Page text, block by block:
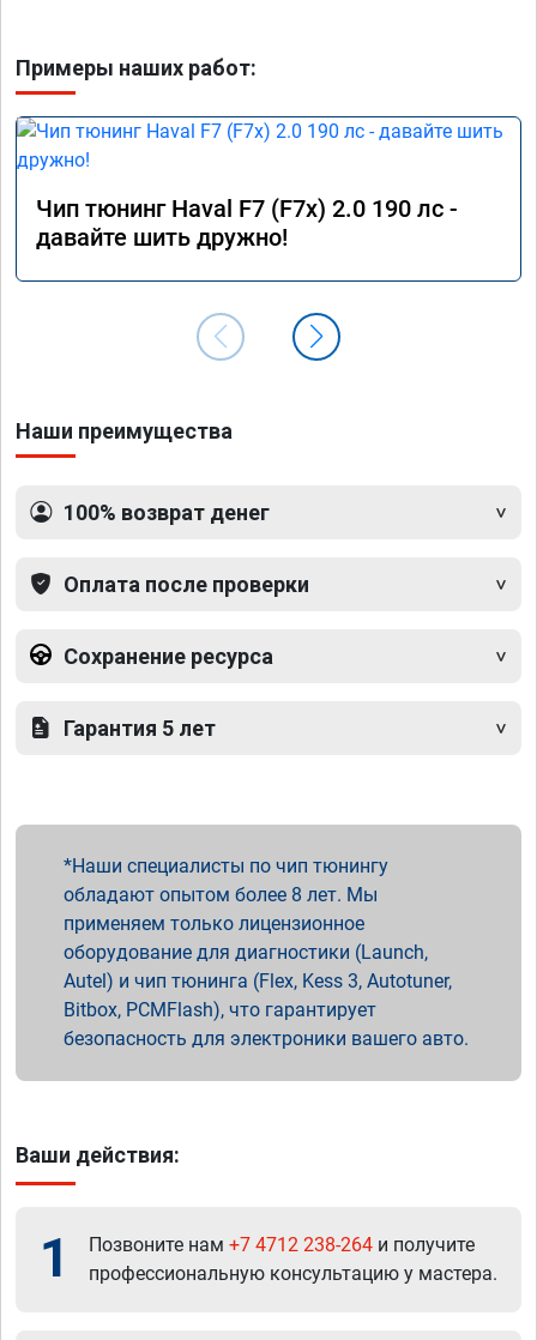
Примеры наших работ:
Чип тюнинг Haval F7 (F7x) 2.0 190 лс -
давайте шить дружно!
Наши преимущества
100% возврат денег
Оплата после проверки
Сохранение ресурса
Гарантия 5 лет
Наши специалисты по чип тюнингу
обладают опытом более 8 лет. Мы
применяем только лицензионное
оборудование для диагностики (Launch,
Autel) и чип тюнинга (Flex, Kess 3, Autotuner,
Bitbox, PCMFlash), что гарантирует
безопасность для электроники вашего авто.
Ваши действия:
1 Позвоните нам +7 4712 238-264 и получите
профессиональную консультацию у мастера.